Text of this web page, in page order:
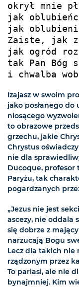
okrył mnie
jak
jak
Zaiste, jak
jak ogród
tak Pan Bóg
i chwalba
Izajasz w swoim
jako posłanego do
niosącego
to obrazowe
grzechu, jakie
Chrystus
nie dla
Ducoque,
Paryżu, tak
pogardzanych
„Jezus nie jest
ascezy, nie oddala
się dobrze z
narzucają Bogu
Lecz dla takich nie
rządzonym przez
To pariasi, ale nie
bynajmniej. Kim